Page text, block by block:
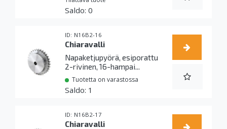
0
N16B2-16
Chiaravalli
Napaketjupyörä, esiporattu
2-rivinen, 16-hampai...
Tuotetta on varastossa
1
N16B2-17
Chiaravalli